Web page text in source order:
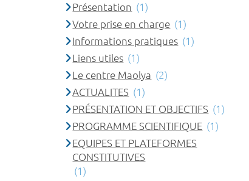
Présentation (1)
Votre prise en charge (1)
Informations pratiques (1)
Liens utiles (1)
Le centre Maolya (2)
ACTUALITES (1)
PRÉSENTATION ET OBJECTIFS (1)
PROGRAMME SCIENTIFIQUE (1)
EQUIPES ET PLATEFORMES
CONSTITUTIVES
(1)